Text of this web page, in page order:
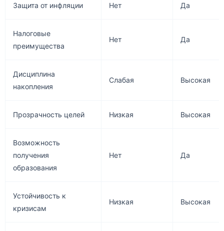
Защита от инфляции Нет Да
Налоговые
преимущества
Нет Да
Дисциплина
накопления
Слабая Высокая
Прозрачность целей Низкая Высокая
Возможность
получения
образования
Нет Да
Устойчивость к
кризисам
Низкая Высокая